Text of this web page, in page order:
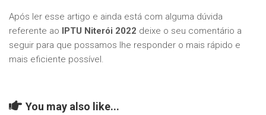
Após ler esse artigo e ainda está com alguma dúvida
referente ao
IPTU Niterói 2022 deixe o seu comentário a
seguir para que possamos lhe responder o mais rápido e
mais eficiente possível.
You may also like...